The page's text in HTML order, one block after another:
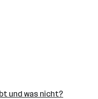
und was nicht?